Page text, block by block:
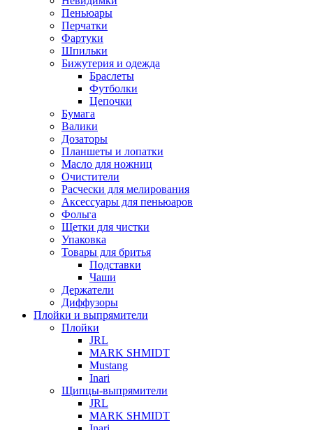
Пеньюары
Перчатки
Фартуки
Шпильки
Бижутерия и одежда
Браслеты
Футболки
Цепочки
Бумага
Валики
Дозаторы
Планшеты и лопатки
Масло для ножниц
Очистители
Расчески для мелирования
Аксессуары для пеньюаров
Фольга
Щетки для чистки
Упаковка
Товары для бритья
Подставки
Чаши
Держатели
Диффузоры
Плойки и выпрямители
Плойки
JRL
MARK SHMIDT
Mustang
Inari
Щипцы-выпрямители
JRL
MARK SHMIDT